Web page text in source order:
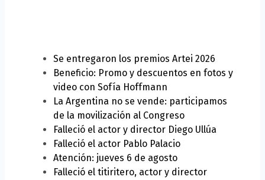
Se entregaron los premios Artei 2026
Beneficio: Promo y descuentos en fotos y
video con Sofía Hoffmann
La Argentina no se vende: participamos
de la movilización al Congreso
Falleció el actor y director Diego Ullúa
Falleció el actor Pablo Palacio
Atención: jueves 6 de agosto
Falleció el titiritero, actor y director